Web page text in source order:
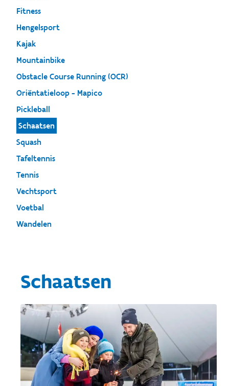
Fitness
Hengelsport
Kajak
Mountainbike
Obstacle Course Running (OCR)
Oriëntatieloop - Mapico
Pickleball
Schaatsen
Squash
Tafeltennis
Tennis
Vechtsport
Voetbal
Wandelen
Schaatsen